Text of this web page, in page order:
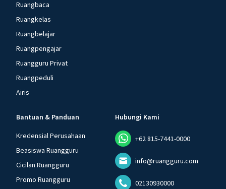
Ruangbaca
Ruangkelas
Ruangbelajar
Ruangpengajar
Ruangguru Privat
Ruangpeduli
Airis
Bantuan & Panduan
Kredensial Perusahaan
Beasiswa Ruangguru
Cicilan Ruangguru
Promo Ruangguru
Hubungi Kami
+62 815-7441-0000
info@ruangguru.com
02130930000